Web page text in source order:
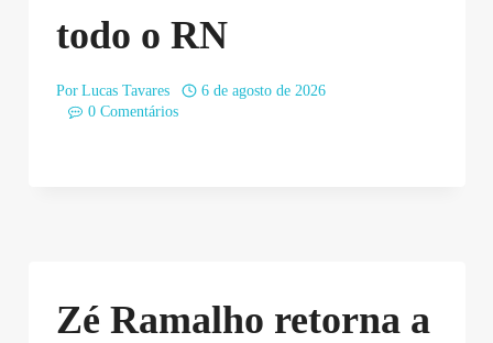
todo o RN
Por Lucas Tavares
6 de agosto de 2026
0 Comentários
Zé Ramalho retorna a